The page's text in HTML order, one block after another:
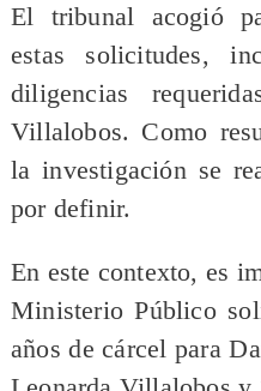
El tribunal acogió
estas solicitudes,
diligencias
Villalobos. Como
la investigación se
por definir.
En este contexto, es
Ministerio Público
años de cárcel para